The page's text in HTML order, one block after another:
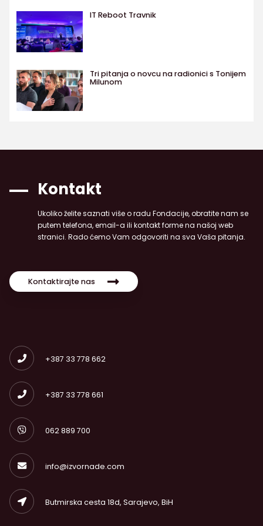
IT Reboot Travnik
Tri pitanja o novcu na radionici s Tonijem
Milunom
Kontakt
Ukoliko želite saznati više o radu Fondacije, obratite nam se
putem telefona, email-a ili kontakt forme na našoj web
stranici. Rado ćemo Vam odgovoriti na sva Vaša pitanja.
Kontaktirajte nas
+387 33 778 662
+387 33 778 661
062 889 700
info@izvornade.com
Butmirska cesta 18d, Sarajevo, BiH